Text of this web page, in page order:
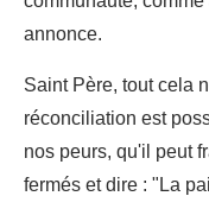
annonce.
Saint Père, tout cela
réconciliation est
nos peurs, qu'il peut
fermés et dire : "La